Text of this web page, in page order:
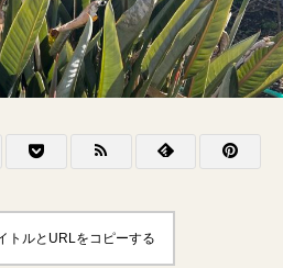
トルとURLをコピーする